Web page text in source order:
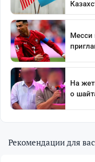
Рекомендации для вас